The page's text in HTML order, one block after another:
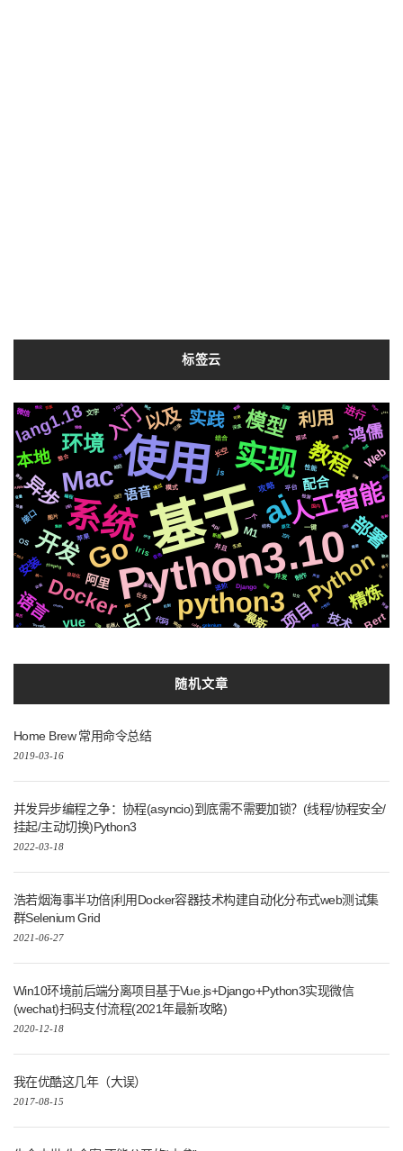
标签云
基于
使用
Python3.10
系统 ai
实现
Go
python3
Mac 人工智能
开发
环境 教程
Python
模型
Docker
异步
部署
实践
入门以及 利用
lang1.18
本地
白丁
鸿儒
精炼
语言 项目
语音 配合
vue
阿里
技术
安装
Web
最新
进行
Bert
M1
接口
js
Iris
攻略
长空
代码
OS
文字
微信
模式
制作
一个
并且
平台
一键
进阶 Django
结合
苹果
性能
并发
任务
面试
api
图片
整合
新版
Selenium
通过
svg
生成
结构
运行
自动化
音色
ffmpeg
响应
原生
芯片
前后
检测
2020
微软
基础
国内
后端
机器人
深度
编程
记录
Tornado
个性化
识别
布局
集群 流程
可用
声音
机制
社交
数据
推送
需要
centos
格式
字幕
celery
场景
阻塞
镜像
Apple
变量
推荐
存储
各种
统一
CSS3
遇到
github
切换
动画
协议
io
聊天
合成
爬虫
属于
情况 页面 https
简历
快速
2021
网页
随机文章
Home Brew 常用命令总结
2019-03-16
并发异步编程之争：协程(asyncio)到底需不需要加锁？(线程/协程安全/
挂起/主动切换)Python3
2022-03-18
浩若烟海事半功倍|利用Docker容器技术构建自动化分布式web测试集
群Selenium Grid
2021-06-27
Win10环境前后端分离项目基于Vue.js+Django+Python3实现微信
(wechat)扫码支付流程(2021年最新攻略)
2020-12-18
我在优酷这几年（大误）
2017-08-15